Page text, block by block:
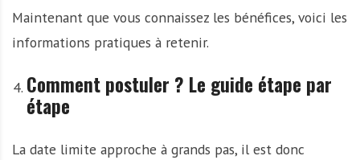
Maintenant que vous connaissez les bénéfices, voici les
informations pratiques à retenir.
Comment postuler ? Le guide étape par
étape
La date limite approche à grands pas, il est donc